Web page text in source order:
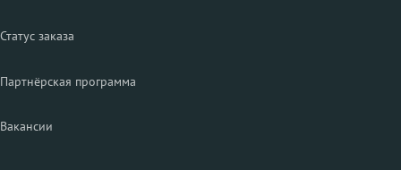
Статус заказа
Партнёрская программа
Вакансии